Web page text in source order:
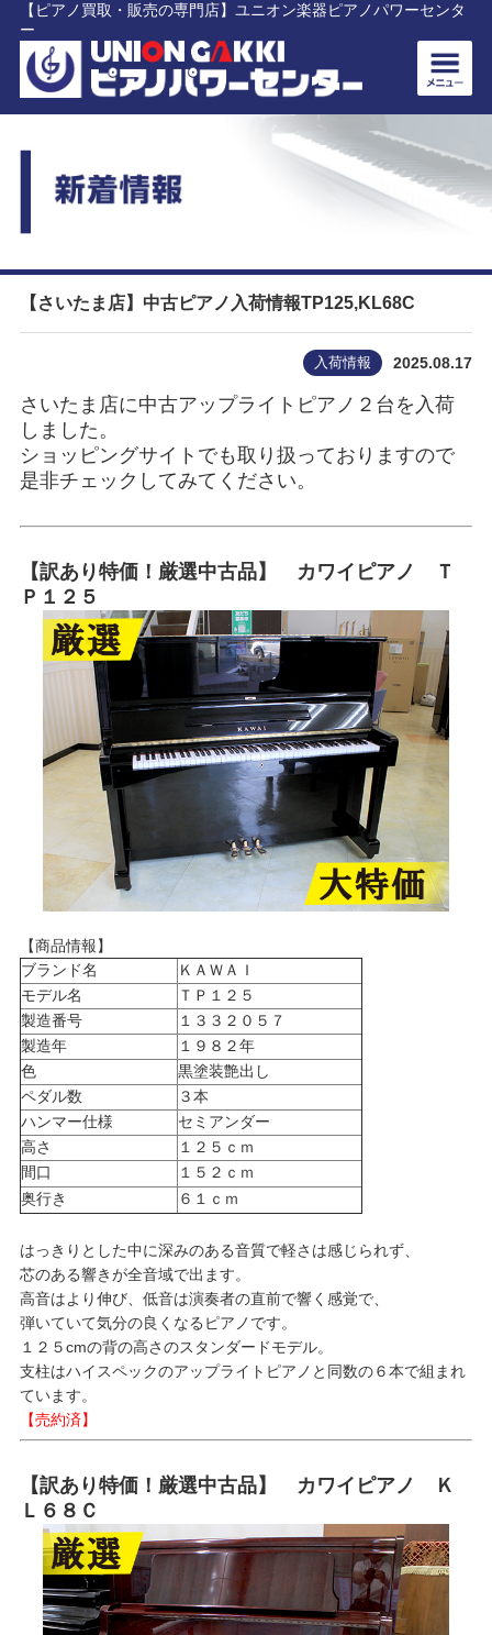
【ピアノ買取・販売の専門店】ユニオン楽器ピアノパワーセンタ
ー
【さいたま店】中古ピアノ入荷情報TP125,KL68C
入荷情報 2025.08.17
さいたま店に中古アップライトピアノ２台を入荷
しました。
ショッピングサイトでも取り扱っておりますので
是非チェックしてみてください。
【訳あり特価！厳選中古品】 カワイピアノ Ｔ
Ｐ１２５
【商品情報】
ブランド名
ＫＡＷＡＩ
モデル名
ＴＰ１２５
製造番号
１３３２０５７
製造年
１９８２年
色
黒塗装艶出し
ペダル数
３本
ハンマー仕様
セミアンダー
高さ
１２５ｃｍ
間口
１５２ｃｍ
奥行き
６１ｃｍ
はっきりとした中に深みのある音質で軽さは感じられず、
芯のある響きが全音域で出ます。
高音はより伸び、低音は演奏者の直前で響く感覚で、
弾いていて気分の良くなるピアノです。
１２５cmの背の高さのスタンダードモデル。
支柱はハイスペックのアップライトピアノと同数の６本で組まれ
ています。
【売約済】
【訳あり特価！厳選中古品】 カワイピアノ Ｋ
Ｌ６８Ｃ